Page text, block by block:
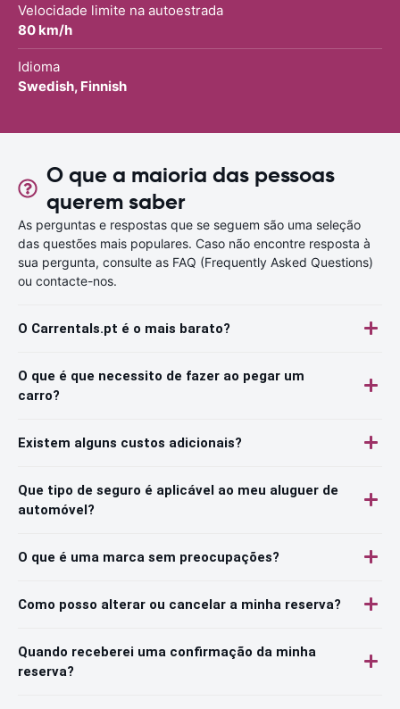
Velocidade limite na autoestrada
80 km/h
Idioma
Swedish, Finnish
O que a maioria das pessoas
querem saber
As perguntas e respostas que se seguem são uma seleção
das questões mais populares. Caso não encontre resposta à
sua pergunta, consulte as FAQ (Frequently Asked Questions)
ou contacte-nos.
O Carrentals.pt é o mais barato?
O que é que necessito de fazer ao pegar um
carro?
Existem alguns custos adicionais?
Que tipo de seguro é aplicável ao meu aluguer de
automóvel?
O que é uma marca sem preocupações?
Como posso alterar ou cancelar a minha reserva?
Quando receberei uma confirmação da minha
reserva?